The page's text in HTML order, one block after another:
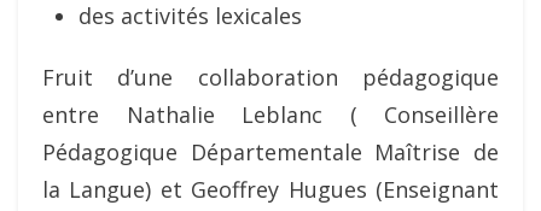
des activités lexicales
Fruit d’une collaboration pédagogique
entre Nathalie Leblanc ( Conseillère
Pédagogique Départementale Maîtrise de
la Langue) et Geoffrey Hugues (Enseignant